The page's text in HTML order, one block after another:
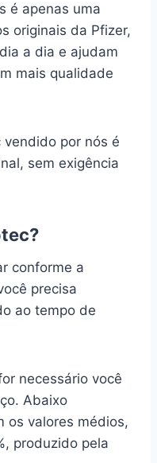
é apenas uma
originais da Pfizer,
a dia e ajudam
mais qualidade
por nós é
sem exigência
conforme a
precisa
ao tempo de
necessário você
Abaixo
os valores médios,
produzido pela